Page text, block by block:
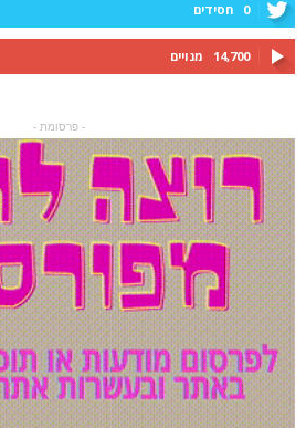
0 חסידים
14,700 מנויים
- פרסומת -